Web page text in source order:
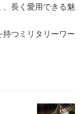
、長く愛用できる魅
つミリタリーワー